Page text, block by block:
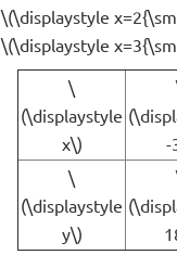
\(\displaystyle
\(\displaystyle
\
(\displaystyle
x\)
-
\
(\displaystyle
y\)